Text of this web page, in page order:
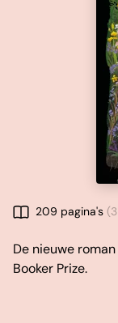
209 pagina's
De nieuwe
Booker Prize.